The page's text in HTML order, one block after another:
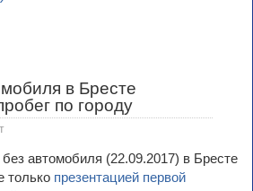
в Бресте
по городу
автомобиля (22.09.2017) в Бресте
только презентацией первой